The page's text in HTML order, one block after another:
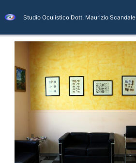
al
Studio Oculistico Dott. Maurizio Scandale